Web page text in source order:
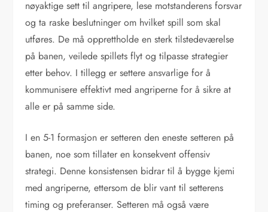
nøyaktige sett til angripere, lese motstanderens forsvar
og ta raske beslutninger om hvilket spill som skal
utføres. De må opprettholde en sterk tilstedeværelse
på banen, veilede spillets flyt og tilpasse strategier
etter behov. I tillegg er settere ansvarlige for å
kommunisere effektivt med angriperne for å sikre at
alle er på samme side.
I en 5-1 formasjon er setteren den eneste setteren på
banen, noe som tillater en konsekvent offensiv
strategi. Denne konsistensen bidrar til å bygge kjemi
med angriperne, ettersom de blir vant til setterens
timing og preferanser. Setteren må også være